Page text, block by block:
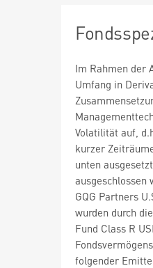
Im Rahmen der
Umfang in
Volatilität auf,
kurzer
unten
ausgeschlossen
GQG Partners
wurden durch
Fund Class R
folgender